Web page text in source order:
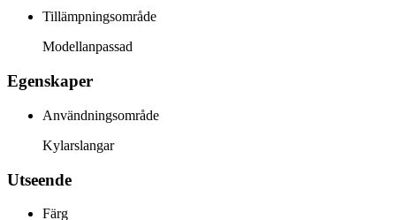
Tillämpningsområde
Modellanpassad
Egenskaper
Användningsområde
Kylarslangar
Utseende
Färg